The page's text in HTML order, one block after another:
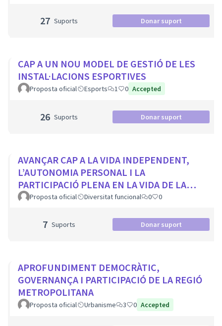
27 Suports Donar suport
CAP A UN NOU MODEL DE GESTIÓ DE LES
INSTAL·LACIONS ESPORTIVES
Proposta oficial Esports 1 0 Accepted
26 Suports Donar suport
AVANÇAR CAP A LA VIDA INDEPENDENT,
L’AUTONOMIA PERSONAL I LA
PARTICIPACIÓ PLENA EN LA VIDA DE LA
CIUTAT
Proposta oficial Diversitat funcional 0 0
7 Suports Donar suport
APROFUNDIMENT DEMOCRÀTIC,
GOVERNANÇA I PARTICIPACIÓ DE LA REGIÓ
METROPOLITANA
Proposta oficial Urbanisme 3 0 Accepted